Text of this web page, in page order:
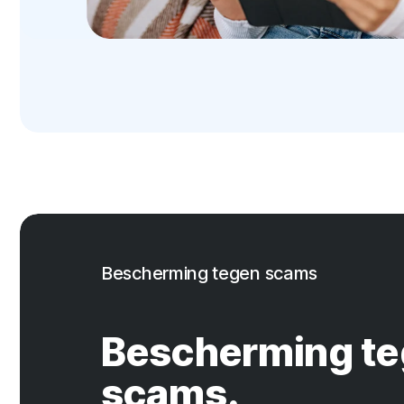
Bescherming tegen scams
Bescherming
scams.